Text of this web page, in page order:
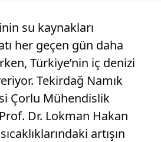
su kaynakları
her geçen gün daha
Türkiye’nin iç denizi
Tekirdağ Namık
Çorlu Mühendislik
Dr. Lokman Hakan
artışın